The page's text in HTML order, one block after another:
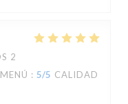
2
MENÚ : 5/5 CALIDAD